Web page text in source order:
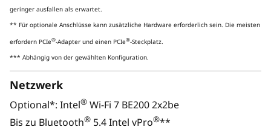
intelligenter Leistung für
anspruchsvolle Workflows
Bis zu Intel® Core™ Ultra 9 Prozessoren
(Series 2) mit Intel vPro® bieten
dedizierten NPU sowie CPU und GPUs
für bis zu 335 TOPS. Ideal für
anspruchsvolle Workflows –
geringer ausfallen als erwartet.
** Für optionale Anschlüsse kann zusätzliche Hardware erforderlich sein. Die meisten
erfordern PCIe®-Adapter und einen PCIe®-Steckplatz.
*** Abhängig von der gewählten Konfiguration.
Netzwerk
Optional*: Intel® Wi-Fi 7 BE200 2x2be
Bis zu Bluetooth® 5.4 Intel vPro®**